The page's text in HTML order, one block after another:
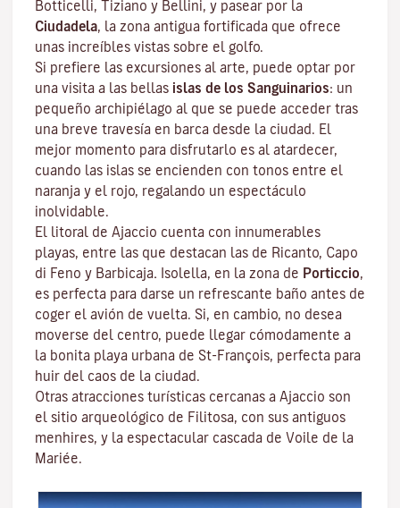
Botticelli, Tiziano y Bellini, y pasear por la
Ciudadela, la zona antigua fortificada que ofrece
unas increíbles vistas sobre el golfo.
Si prefiere las excursiones al arte, puede optar por
una visita a las bellas islas de los Sanguinarios: un
pequeño archipiélago al que se puede acceder tras
una breve travesía en barca desde la ciudad. El
mejor momento para disfrutarlo es al atardecer,
cuando las islas se encienden con tonos entre el
naranja y el rojo, regalando un espectáculo
inolvidable.
El litoral de Ajaccio cuenta con innumerables
playas, entre las que destacan las de Ricanto, Capo
di Feno y Barbicaja. Isolella, en la zona de Porticcio,
es perfecta para darse un refrescante baño antes de
coger el avión de vuelta. Si, en cambio, no desea
moverse del centro, puede llegar cómodamente a
la bonita playa urbana de St-François, perfecta para
huir del caos de la ciudad.
Otras atracciones turísticas cercanas a Ajaccio son
el sitio arqueológico de Filitosa, con sus antiguos
menhires, y la espectacular cascada de Voile de la
Mariée.